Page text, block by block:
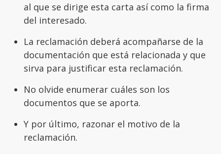
al que se dirige esta carta así como la firma
del interesado.
La reclamación deberá acompañarse de la
documentación que está relacionada y que
sirva para justificar esta reclamación.
No olvide enumerar cuáles son los
documentos que se aporta.
Y por último, razonar el motivo de la
reclamación.